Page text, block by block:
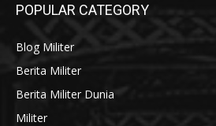
POPULAR CATEGORY
Blog Militer
Berita Militer
Berita Militer Dunia
Militer